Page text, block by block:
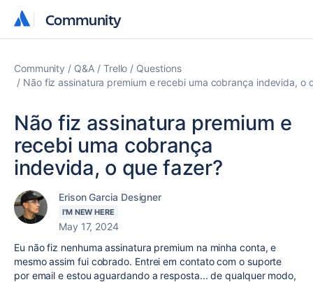
Community
Community
Community Q&A Trello
Questions
Não fiz assinatura premium e recebi uma cobrança indevida, o
Não fiz assinatura premium e
recebi uma cobrança
indevida, o que fazer?
Erison Garcia Designer
I'M NEW HERE
May 17, 2024
Eu não fiz nenhuma assinatura premium na minha conta, e
mesmo assim fui cobrado. Entrei em contato com o suporte
por email e estou aguardando a resposta... de qualquer modo,